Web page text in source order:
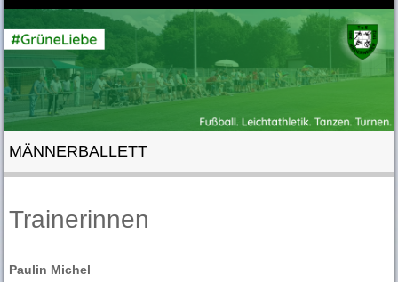
MÄNNERBALLETT
Trainerinnen
Paulin Michel